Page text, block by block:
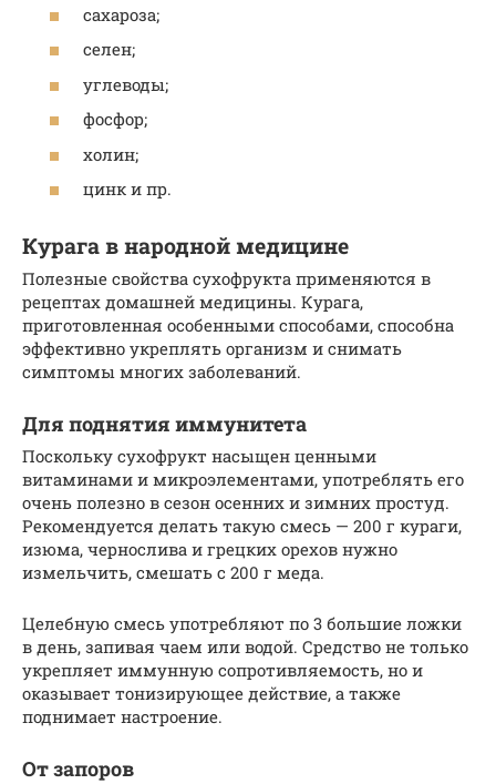
сахароза;
селен;
углеводы;
фосфор;
холин;
цинк и пр.
Курага в народной медицине
Полезные свойства сухофрукта применяются в
рецептах домашней медицины. Курага,
приготовленная особенными способами, способна
эффективно укреплять организм и снимать
симптомы многих заболеваний.
Для поднятия иммунитета
Поскольку сухофрукт насыщен ценными
витаминами и микроэлементами, употреблять его
очень полезно в сезон осенних и зимних простуд.
Рекомендуется делать такую смесь — 200 г кураги,
изюма, чернослива и грецких орехов нужно
измельчить, смешать с 200 г меда.
Целебную смесь употребляют по 3 большие ложки
в день, запивая чаем или водой. Средство не только
укрепляет иммунную сопротивляемость, но и
оказывает тонизирующее действие, а также
поднимает настроение.
От запоров